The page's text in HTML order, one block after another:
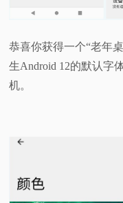
恭喜你获得一个“老年
生Android 12的默认字
机。